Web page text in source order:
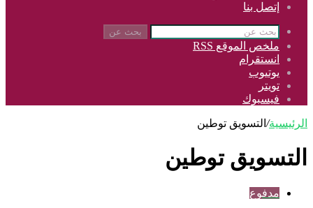
إتصل بنا
بحث عن
ملخص الموقع RSS
انستقرام
يوتيوب
تويتر
فيسبوك
الرئيسية/ التسويق توطين
التسويق توطين
مدفوع